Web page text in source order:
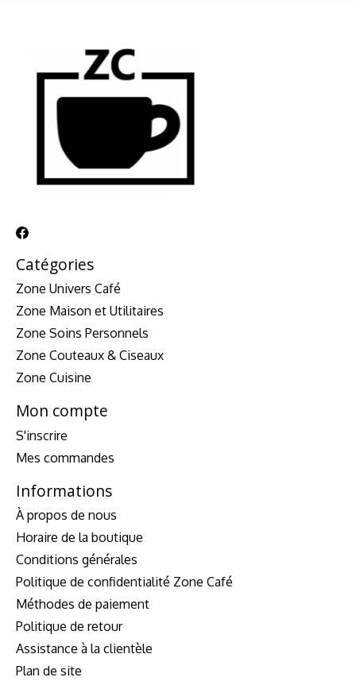
Catégories
Zone Univers Café
Zone Maison et Utilitaires
Zone Soins Personnels
Zone Couteaux & Ciseaux
Zone Cuisine
Mon compte
S'inscrire
Mes commandes
Informations
À propos de nous
Horaire de la boutique
Conditions générales
Politique de confidentialité Zone Café
Méthodes de paiement
Politique de retour
Assistance à la clientèle
Plan de site